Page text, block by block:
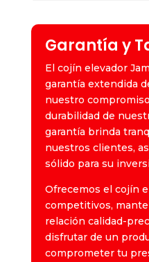
Garantía y
El cojín elevador
garantía extendida
nuestro
durabilidad de
garantía brinda
nuestros clientes,
sólido para su
Ofrecemos el cojín
competitivos,
relación calidad-
disfrutar de un
comprometer tu